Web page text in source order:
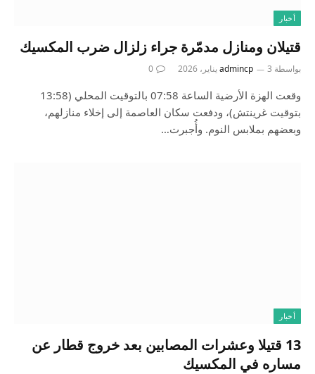
أخبار
قتيلان ومنازل مدمّرة جراء زلزال ضرب المكسيك
بواسطة admincp 3 يناير، 2026 0
وقعت الهزة الأرضية الساعة 07:58 بالتوقيت المحلي (13:58
بتوقيت غرينتش)، ودفعت سكان العاصمة إلى إخلاء منازلهم،
وبعضهم بملابس النوم. وأُجبرت…
أخبار
13 قتيلا وعشرات المصابين بعد خروج قطار عن
مساره في المكسيك